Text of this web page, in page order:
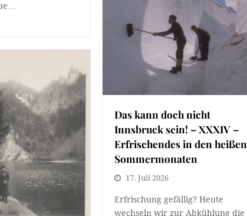
Das kann doch nicht
Innsbruck sein! – XXXIV –
Erfrischendes in den heißen
Sommermonaten
17. Juli 2026
Erfrischung gefällig? Heute
wechseln wir zur Abkühlung die